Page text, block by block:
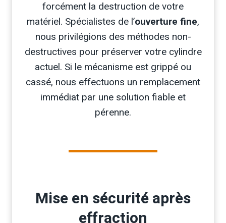
forcément la destruction de votre
matériel. Spécialistes de l’ouverture fine,
nous privilégions des méthodes non-
destructives pour préserver votre cylindre
actuel. Si le mécanisme est grippé ou
cassé, nous effectuons un remplacement
immédiat par une solution fiable et
pérenne.
Mise en sécurité après
effraction